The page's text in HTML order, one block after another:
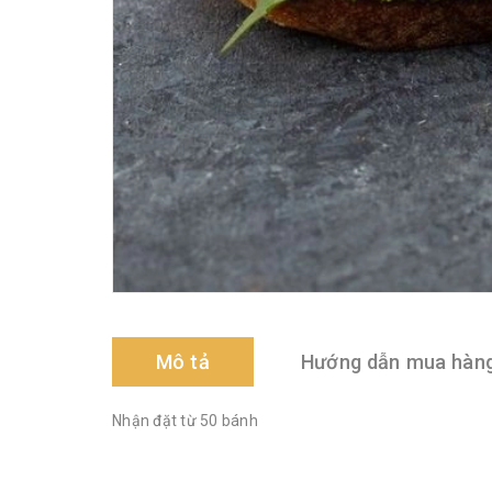
Mô tả Hướng dẫn mua
Nhận đặt từ 50 bánh